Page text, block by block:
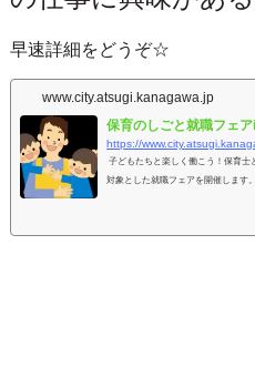
早速詳細をどうぞ☆
www.city.atsugi.kanagawa.jp
保育のしごと就職フェ
https://
子どもたちと楽しく働こう！保育士
対象とした就職フェアを開催します